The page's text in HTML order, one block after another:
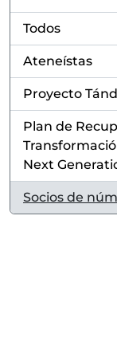
Todos
Ateneístas
, 5 resultados
Proyecto
, 5 resultados
Plan de
Next
, 5 resultados
Socios de
, 5 resultados